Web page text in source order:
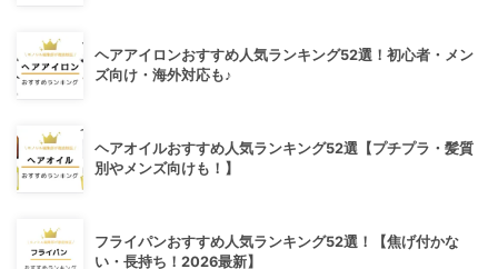
ヘアアイロンおすすめ人気ランキング52選！初心者・メン
ズ向け・海外対応も♪
ヘアオイルおすすめ人気ランキング52選【プチプラ・髪質
別やメンズ向けも！】
フライパンおすすめ人気ランキング52選！【焦げ付かな
い・長持ち！2026最新】